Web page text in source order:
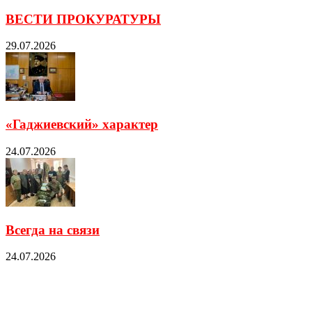
ВЕСТИ ПРОКУРАТУРЫ
29.07.2026
«Гаджиевский» характер
24.07.2026
Всегда на связи
24.07.2026